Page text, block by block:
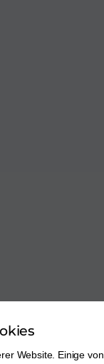
Website. Einige von